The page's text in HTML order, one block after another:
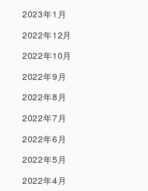
2023年1月
2022年12月
2022年10月
2022年9月
2022年8月
2022年7月
2022年6月
2022年5月
2022年4月